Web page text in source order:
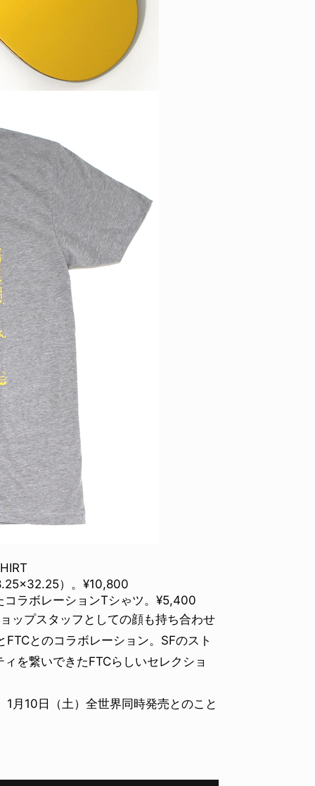
）。¥10,800
コラボレーションTシゃツ。¥5,400
ップスタッフとしての顔も持ち合わせ
とのコラボレーション。SFのスト
を繋いできたFTCらしいセレクショ
月10日（土）全世界同時発売とのこと